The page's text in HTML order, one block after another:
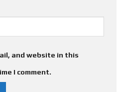
and website in this
I comment.